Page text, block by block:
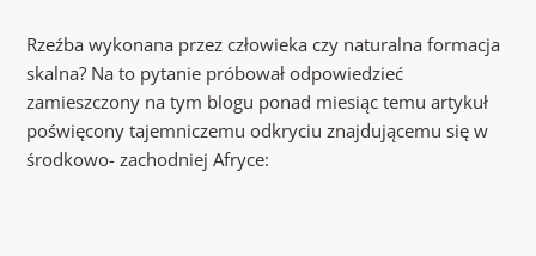
Rzeźba wykonana przez człowieka czy naturalna formacja
skalna? Na to pytanie próbował odpowiedzieć
zamieszczony na tym blogu ponad miesiąc temu artykuł
poświęcony tajemniczemu odkryciu znajdującemu się w
środkowo- zachodniej Afryce: